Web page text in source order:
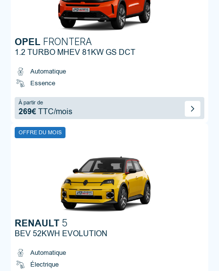
OPEL FRONTERA
1.2 TURBO MHEV 81KW GS DCT
Automatique
Essence
À partir de
269€TTC/mois
OFFRE DU MOIS
RENAULT 5
BEV 52KWH EVOLUTION
Automatique
Électrique